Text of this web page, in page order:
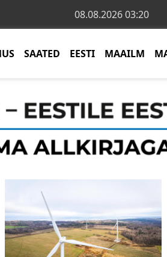
08.08.2026 03:20
SAATED EESTI MAAILM